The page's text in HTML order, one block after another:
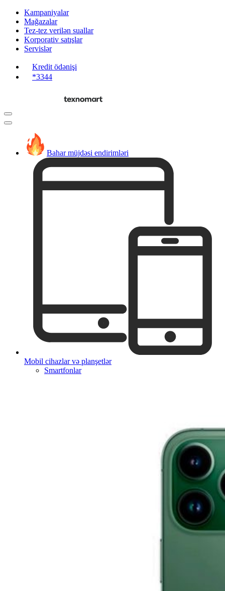
Kampaniyalar
Mağazalar
Tez-tez verilən suallar
Korporativ satışlar
Servislər
Kredit ödənişi
*3344
Bahar müjdəsi endirimləri
Mobil cihazlar və planşetlər
Smartfonlar